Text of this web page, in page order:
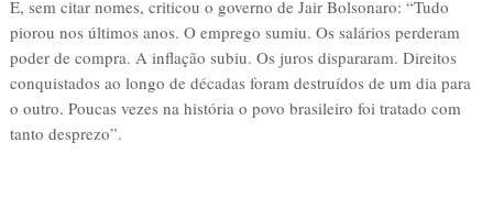
E, sem citar nomes, criticou o governo de Jair Bolsonaro: “Tudo
piorou nos últimos anos. O emprego sumiu. Os salários perderam
poder de compra. A inflação subiu. Os juros dispararam. Direitos
conquistados ao longo de décadas foram destruídos de um dia para
o outro. Poucas vezes na história o povo brasileiro foi tratado com
tanto desprezo”.